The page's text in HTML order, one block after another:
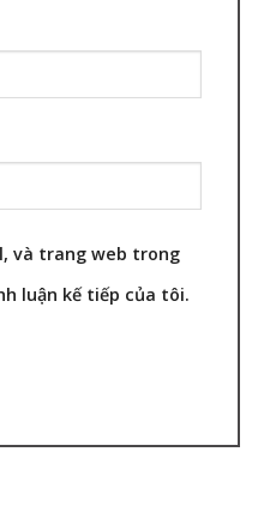
và trang web trong
luận kế tiếp của tôi.